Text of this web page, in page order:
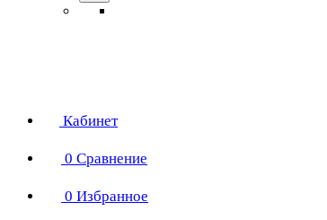
Кабинет
0 Сравнение
0 Избранное